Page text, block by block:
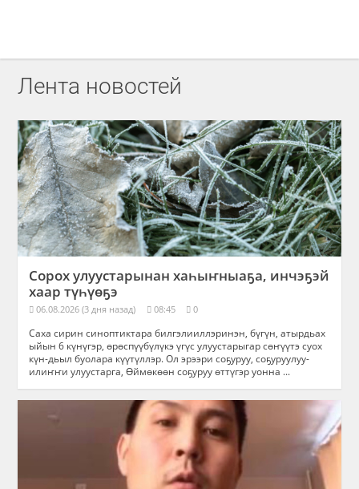
Лента новостей
Сорох улуустарынан хаһыҥныаҕа, инчэҕэй
хаар түһүөҕэ
06.08.2026 (3 дня назад) 08:45 0
Саха сирин синоптиктара билгэлииллэринэн, бүгүн, атырдьах
ыйын 6 күнүгэр, өрөспүүбүлүкэ үгүс улуустарыгар сөҥүүтэ суох
күн-дьыл буолара күүтүллэр. Ол эрээри соҕуруу, соҕуруулуу-
илиҥҥи улуустарга, Өймөкөөн соҕуруу өттүгэр уонна ...